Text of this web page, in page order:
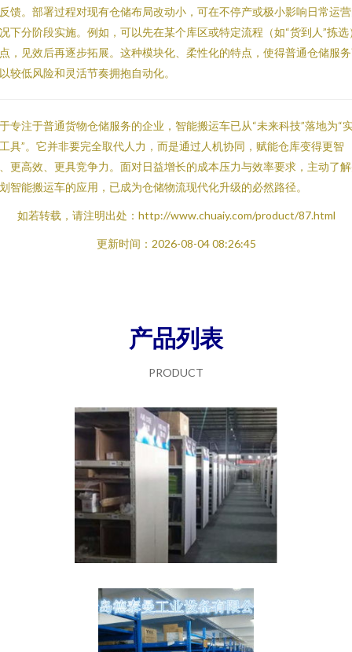
馈。部署过程对现有仓储布局改动小，可在不停产或极小影响日常运
下分阶段实施。例如，可以先在某个库区或特定流程（如“货到人”拣选
，见效后再逐步拓展。这种模块化、柔性化的特点，使得普通仓储服
较低风险和灵活节奏拥抱自动化。
专注于普通货物仓储服务的企业，智能搬运车已从“未来科技”落地为“
具”。它并非要完全取代人力，而是通过人机协同，赋能仓库变得更智
更高效、更具竞争力。面对日益增长的成本压力与效率要求，主动了
智能搬运车的应用，已成为仓储物流现代化升级的必然路径。
如若转载，请注明出处：http://www.chuaiy.com/product/87.html
更新时间：2026-08-04 08:26:45
产品列表
PRODUCT